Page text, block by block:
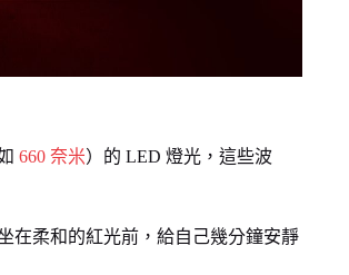
660 奈米）的 LED 燈光，這些波
在柔和的紅光前，給自己幾分鐘安靜